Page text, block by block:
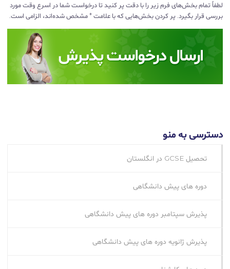
لطفاً تمام بخش‌های فرم زیر را با دقت پر کنید تا درخواست شما در اسرع وقت مورد
بررسی قرار بگیرد. پر کردن بخش‌هایی که با علامت * مشخص شده‌اند، الزامی است.
دسترسی به منو
تحصیل GCSE در انگلستان
دوره های پیش دانشگاهی
پذیرش سپتامبر دوره های پیش دانشگاهی
پذیرش ژانویه دوره های پیش دانشگاهی